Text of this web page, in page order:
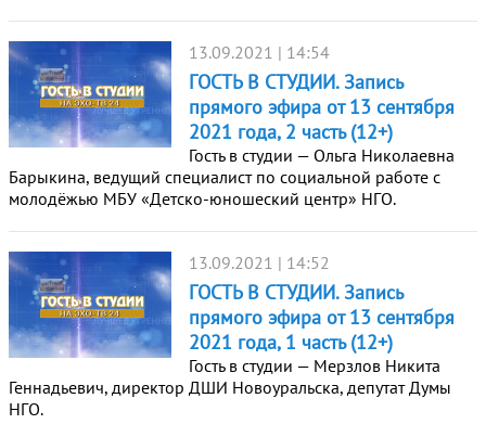
13.09.2021 | 14:54
ГОСТЬ В СТУДИИ. Запись
прямого эфира от 13 сентября
2021 года, 2 часть (12+)
Гость в студии — Ольга Николаевна
Барыкина, ведущий специалист по социальной работе с
молодёжью МБУ «Детско-юношеский центр» НГО.
13.09.2021 | 14:52
ГОСТЬ В СТУДИИ. Запись
прямого эфира от 13 сентября
2021 года, 1 часть (12+)
Гость в студии — Мерзлов Никита
Геннадьевич, директор ДШИ Новоуральска, депутат Думы
НГО.